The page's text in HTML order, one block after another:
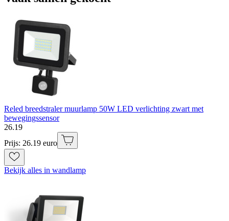
Reled breedstraler muurlamp 50W LED verlichting zwart met
bewegingssensor
26.19
Prijs: 26.19 euro
Bekijk alles in wandlamp